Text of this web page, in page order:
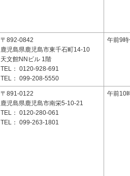
〒892-0842
鹿児島県鹿児島市東千石町14-10
天文館NNビル 1階
TEL： 0120-928-691
TEL： 099-208-5550
午前9
〒891-0122
鹿児島県鹿児島市南栄5-10-21
TEL： 0120-280-061
TEL： 099-263-1801
午前10